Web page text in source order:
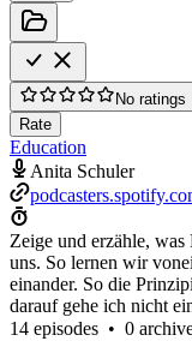
No ratings
Rate
Education
Anita Schuler
Zeige und erzähle,
uns. So lernen wir
einander. So die
darauf gehe ich nicht
14 episodes • 0